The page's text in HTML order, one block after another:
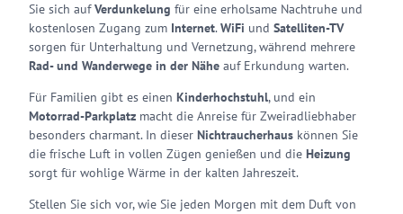
Sie sich aufVerdunkelung für eine erholsame Nachtruhe und
kostenlosen Zugang zum Internet.WiFi und Satelliten-TV
sorgen für Unterhaltung und Vernetzung, während mehrere
Rad- und Wanderwege in der Nähe auf Erkundung warten.
Für Familien gibt es einen Kinderhochstuhl, und ein
Motorrad-Parkplatz macht die Anreise für Zweiradliebhaber
besonders charmant. In dieser Nichtraucherhaus können Sie
die frische Luft in vollen Zügen genießen und die Heizung
sorgt für wohlige Wärme in der kalten Jahreszeit.
Stellen Sie sich vor, wie Sie jeden Morgen mit dem Duft von